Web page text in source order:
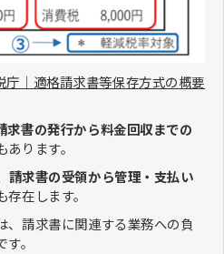
庁｜適格請求書等保存方式の概要
求書の発行から料金回収までの
ります。
請求書の受領から管理・支払い
存在します。
、請求書に関連する業務への負
。